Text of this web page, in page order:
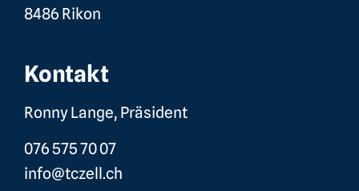
8486 Rikon
Kontakt
Ronny Lange, Präsident
076 575 70 07
info@tczell.ch